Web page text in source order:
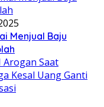
Menjual Baju